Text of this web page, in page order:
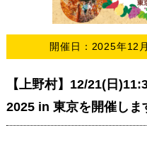
開催日：2025年12
【上野村】12/21(日
2025 in 東京を開催しま